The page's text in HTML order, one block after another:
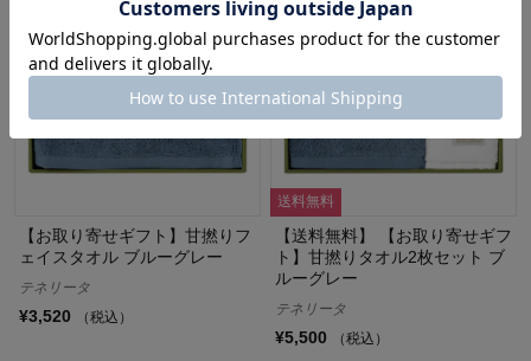
【お取り寄せギフト】甘撚りフ
ェイスタオル ブルーグレー
テネリータ
¥3,520 （税込）
送料無料
【送料無料】 【お取り寄せギフ
ト】甘撚りタオル2枚セット ブ
ルーグレー
テネリータ
¥5,500 （税込）